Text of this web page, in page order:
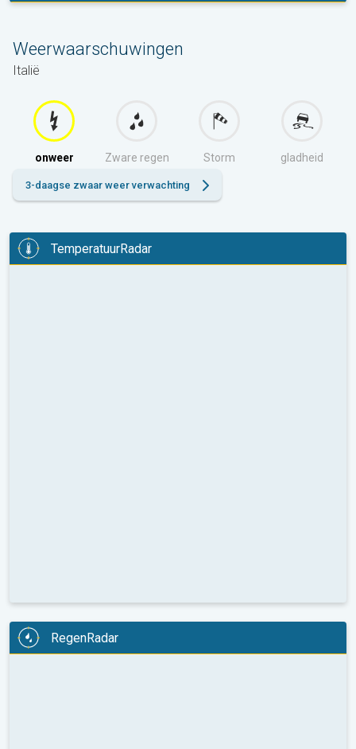
Weerwaarschuwingen
Italië
onweer Zware regen Storm gladheid
3-daagse zwaar weer verwachting
TemperatuurRadar
RegenRadar